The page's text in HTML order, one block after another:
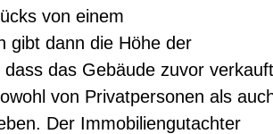
von einem
gibt dann die Höhe der
das Gebäude zuvor verkauft
von Privatpersonen als
Der Immobiliengutachter